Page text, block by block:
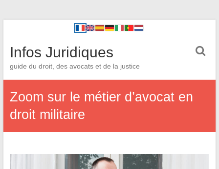
Infos Juridiques
guide du droit, des avocats et de la justice
Zoom sur le métier d’avocat en
droit militaire